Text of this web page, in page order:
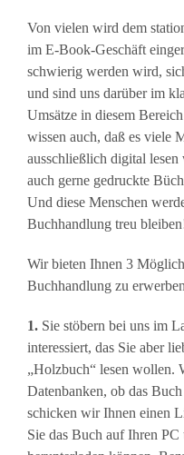
Von vielen wird dem
im E-Book-Geschäft
schwierig werden wird,
und sind uns darüber im
Umsätze in diesem
wissen auch, daß es viele
ausschließlich digital
auch gerne gedruckte
Und diese Menschen
Buchhandlung treu
Wir bieten Ihnen 3
Buchhandlung zu
1. Sie stöbern bei uns im
interessiert, das Sie aber
„Holzbuch“ lesen wollen.
Datenbanken, ob das
schicken wir Ihnen einen
Sie das Buch auf Ihren